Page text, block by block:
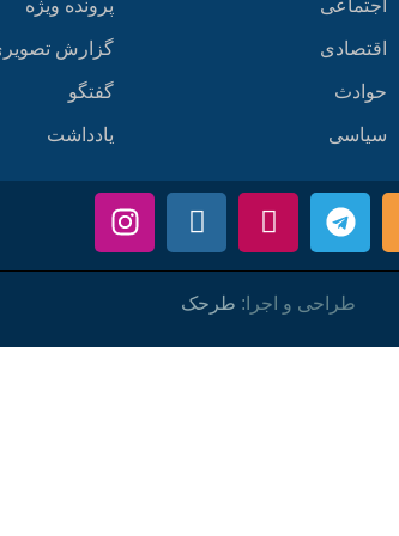
اجتماعی
اقتصادی
حوادث
سیاسی
پرونده ویژه
گزارش
گفتگو
یادداشت
طراحی و اجرا: طرحک